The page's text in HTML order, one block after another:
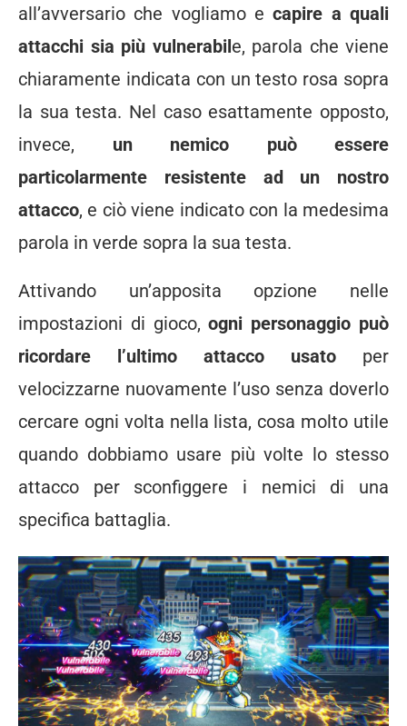
all’avversario che vogliamo ecapire a quali
attacchi sia più vulnerabile, parola che viene
chiaramente indicata con un testo rosa sopra
la sua testa. Nel caso esattamente opposto,
invece, un nemico può essere
particolarmente resistente ad un nostro
attacco, e ciò viene indicato con la medesima
parola in verde sopra la sua testa.
Attivando un’apposita opzione nelle
impostazioni di gioco,ogni personaggio può
ricordare l’ultimo attacco usato per
velocizzarne nuovamente l’uso senza doverlo
cercare ogni volta nella lista, cosa molto utile
quando dobbiamo usare più volte lo stesso
attacco per sconfiggere i nemici di una
specifica battaglia.